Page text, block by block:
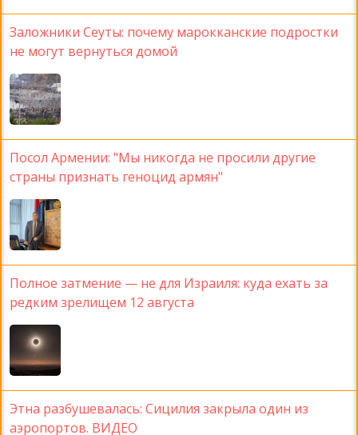
Заложники Сеуты: почему марокканские подростки
не могут вернуться домой
Посол Армении: "Мы никогда не просили другие
страны признать геноцид армян"
Полное затмение — не для Израиля: куда ехать за
редким зрелищем 12 августа
Этна разбушевалась: Сицилия закрыла один из
аэропортов. ВИДЕО